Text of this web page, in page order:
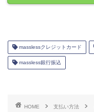
masslessクレジットカード
massless銀行振込
HOME 支払い方法